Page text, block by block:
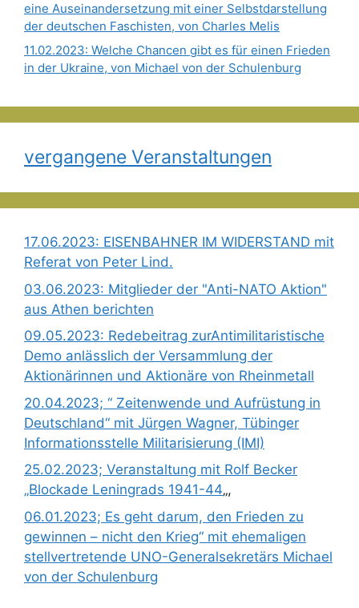
eine Auseinandersetzung mit einer Selbstdarstellung
der deutschen Faschisten, von Charles Melis
11.02.2023: Welche Chancen gibt es für einen Frieden
in der Ukraine, von Michael von der Schulenburg
vergangene Veranstaltungen
17.06.2023: EISENBAHNER IM WIDERSTAND mit
Referat von Peter Lind.
03.06.2023: Mitglieder der "Anti-NATO Aktion"
aus Athen berichten
09.05.2023: Redebeitrag zurAntimilitaristische
Demo anlässlich der Versammlung der
Aktionärinnen und Aktionäre von Rheinmetall
20.04.2023; “ Zeitenwende und Aufrüstung in
Deutschland“ mit Jürgen Wagner, Tübinger
Informationsstelle Militarisierung (IMI)
25.02.2023; Veranstaltung mit Rolf Becker
„Blockade Leningrads 1941-44„,
06.01.2023; Es geht darum, den Frieden zu
gewinnen – nicht den Krieg“ mit ehemaligen
stellvertretende UNO-Generalsekretärs Michael
von der Schulenburg